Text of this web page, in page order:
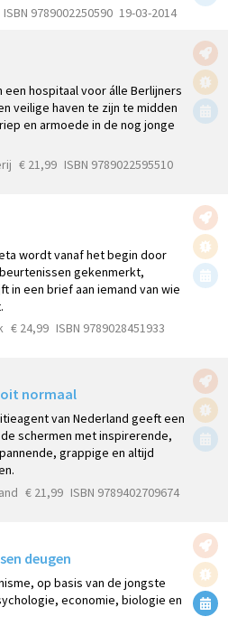
ISBN 9789002250590 19-03-2014
een hospitaal voor álle Berlijners
veilige haven te zijn te midden
en armoede in de nog jonge
€ 21,99 ISBN 9789022595510
wordt vanaf het begin door
gekenmerkt,
in een brief aan iemand van wie
€ 24,99 ISBN 9789028451933
normaal
van Nederland geeft een
schermen met inspirerende,
grappige en altijd
€ 21,99 ISBN 9789402709674
deugen
op basis van de jongste
economie, biologie en